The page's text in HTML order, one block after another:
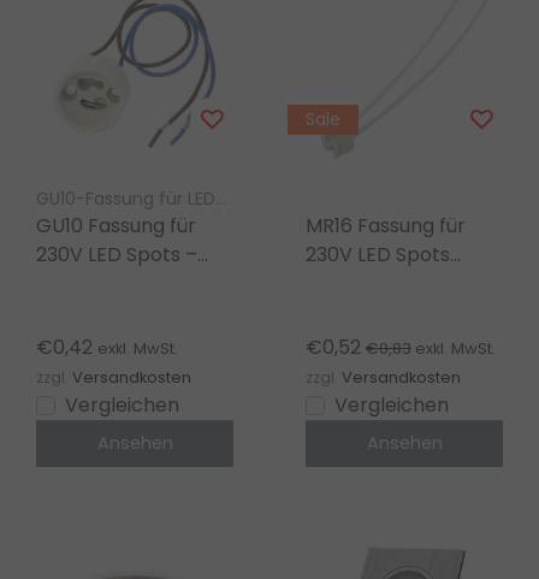
GU10-Fassung für LED-Lampen
GU10 Fassung für
230V LED Spots –
für Strahler
€0,42 exkl. MwSt.
zzgl. Versandkosten
Vergleichen
Ansehen
Sale
MR16 Fassung für
230V LED Spots
Lampenhalter
€0,52 €0,83 exkl. MwSt.
zzgl. Versandkosten
Vergleichen
Ansehen